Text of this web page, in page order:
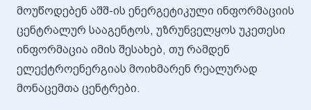
მოუწოდებენ აშშ-ის ენერგეტიკული ინფორმაციის
ცენტრალურ სააგენტოს, უზრუნველყოს უკეთესი
ინფორმაცია იმის შესახებ, თუ რამდენ
ელექტროენერგიას მოიხმარენ რეალურად
მონაცემთა ცენტრები.